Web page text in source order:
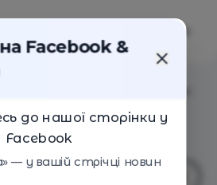
Facebook &
до нашої сторінки у
Facebook
— у вашій стрічці новин